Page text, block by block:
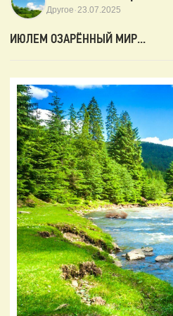
Другое ·23.07.2025
ИЮЛЕМ ОЗАРЁННЫЙ МИР...